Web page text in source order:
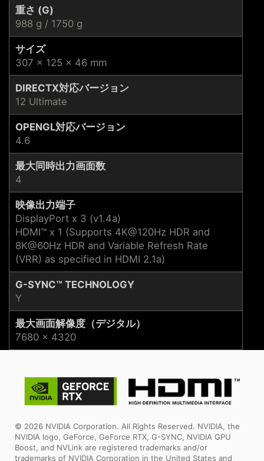
重さ (G)
988 g / 1750 g
サイズ
307 x 125 x 46 mm
DIRECTX対応バージョン
12 Ultimate
OPENGL対応バージョン
4.6
最大同時出力画面数
4
映像出力端子
DisplayPort x 3 (v1.4a)
HDMI™ x 1 (Supports 4K@120Hz HDR and
8K@60Hz HDR and Variable Refresh Rate
(VRR) as specified in HDMI 2.1a)
G-SYNC™ TECHNOLOGY
Y
最大画面解像度（デジタル）
7680 x 4320
© 2026 NVIDIA Corporation. All Rights Reserved. NVIDIA, the
NVIDIA logo, GeForce, GeForce RTX, G-SYNC, NVIDIA GPU
Boost, and NVLink are registered trademarks and/or
trademarks of NVIDIA Corporation in the United States and